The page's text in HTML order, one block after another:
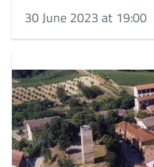
30 June 2023 at 19:00